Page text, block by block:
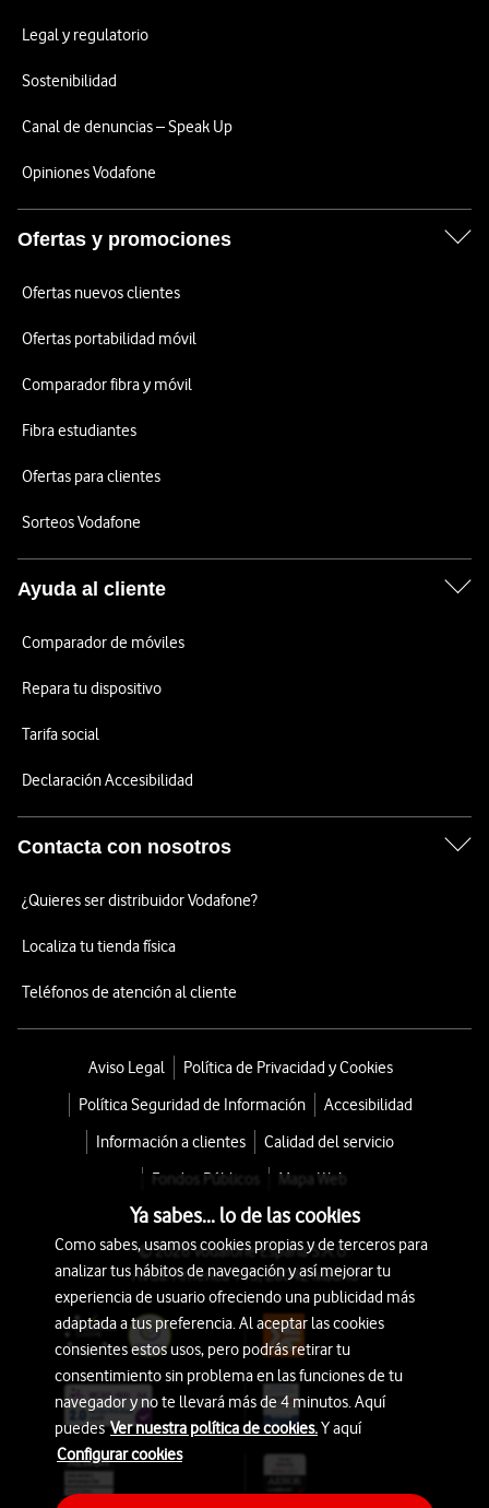
Legal y regulatorio
Sostenibilidad
Canal de denuncias – Speak Up
Opiniones Vodafone
Ofertas y promociones
Ofertas nuevos clientes
Ofertas portabilidad móvil
Comparador fibra y móvil
Fibra estudiantes
Ofertas para clientes
Sorteos Vodafone
Ayuda al cliente
Comparador de móviles
Repara tu dispositivo
Tarifa social
Declaración Accesibilidad
Contacta con nosotros
¿Quieres ser distribuidor Vodafone?
Localiza tu tienda física
Teléfonos de atención al cliente
Aviso Legal
Política de Privacidad y Cookies
Política Seguridad de Información
Accesibilidad
Información a clientes
Calidad del servicio
Fondos Públicos
Mapa Web
© 2026 Vodafone España S.A.U.
Avda. América 115, 28042 Madrid
Ya sabes... lo de las cookies
Como sabes, usamos cookies propias y de terceros para
analizar tus hábitos de navegación y así mejorar tu
experiencia de usuario ofreciendo una publicidad más
adaptada a tus preferencia. Al aceptar las cookies
consientes estos usos, pero podrás retirar tu
consentimiento sin problema en las funciones de tu
navegador y no te llevará más de 4 minutos. Aquí
puedesVer nuestra política de cookies.Y aquí
Configurar cookies